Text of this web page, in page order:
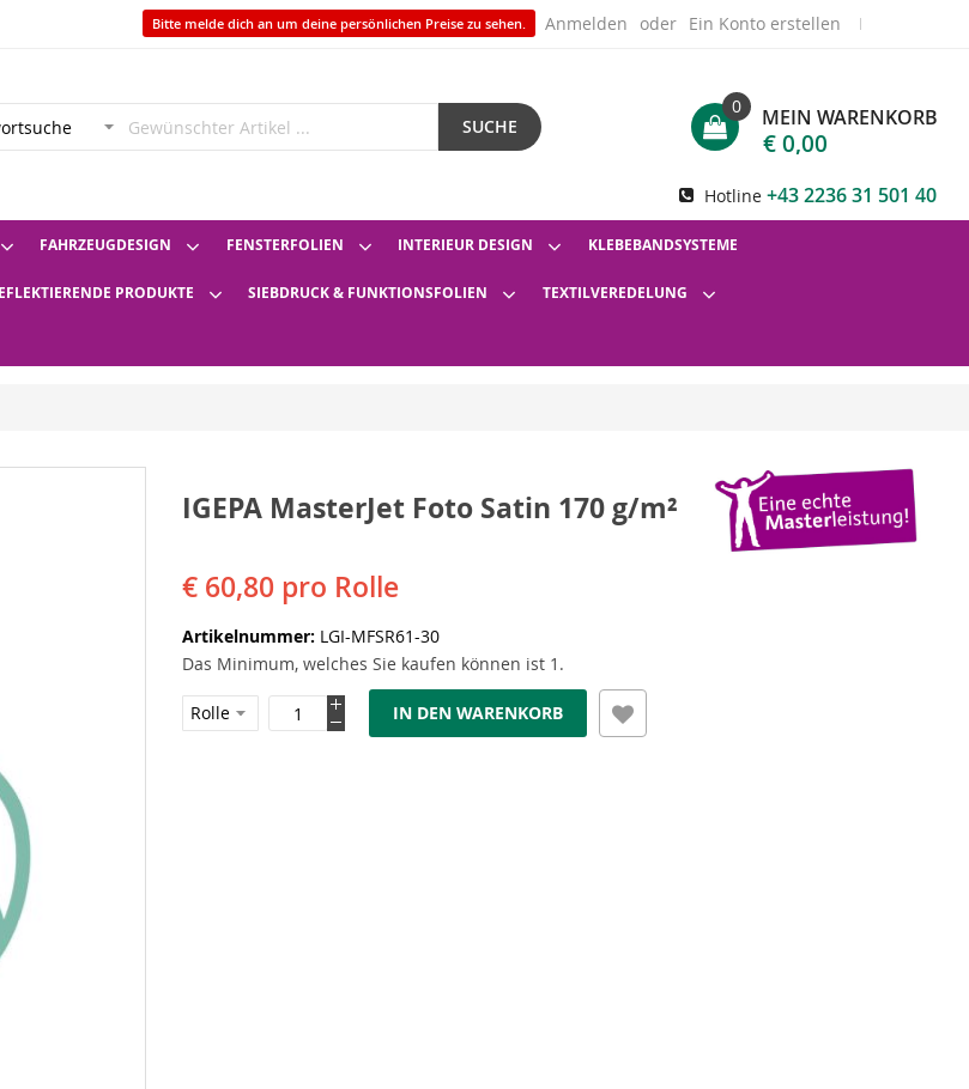
Bitte melde dich an um deine persönlichen Preise zu sehen. Anmelden Ein Konto erstellen
SUCHE MEIN WARENKORB
0
€ 0,00
Hotline +43 2236 31 501 40
FAHRZEUGDESIGN FENSTERFOLIEN INTERIEUR DESIGN KLEBEBANDSYSTEME
PRODUKTE SIEBDRUCK & FUNKTIONSFOLIEN TEXTILVEREDELUNG
IGEPA MasterJet Foto Satin 170 g/m²
€ 60,80 pro Rolle
Artikelnummer LGI-MFSR61-30
Das Minimum, welches Sie kaufen können ist 1.
IN DEN WARENKORB